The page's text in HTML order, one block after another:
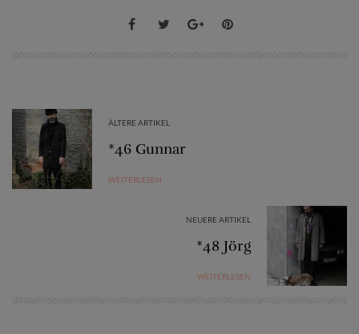
ÄLTERE ARTIKEL
*46 Gunnar
WEITERLESEN
NEUERE ARTIKEL
*48 Jörg
WEITERLESEN